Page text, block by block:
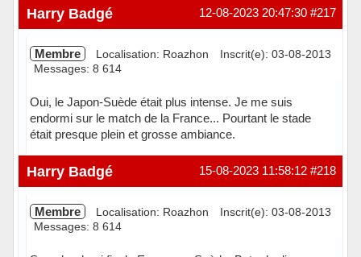
Hors ligne #217
12-08-2023 20:47:30
Harry Badgé
Membre Localisation: Roazhon
Inscrit(e): 03-08-2013
Messages: 8 614
Oui, le Japon-Suède était plus intense. Je me suis
endormi sur le match de la France... Pourtant le stade
était presque plein et grosse ambiance.
Hors ligne #218
15-08-2023 11:58:12
Harry Badgé
Membre Localisation: Roazhon
Inscrit(e): 03-08-2013
Messages: 8 614